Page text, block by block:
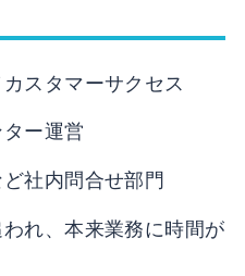
スタマーサクセス
ー運営
社内問合せ部門
れ、本来業務に時間が